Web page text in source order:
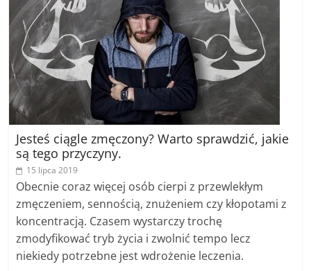
Jesteś ciągle zmęczony? Warto sprawdzić, jakie
są tego przyczyny.
15 lipca 2019
Obecnie coraz więcej osób cierpi z przewlekłym
zmęczeniem, sennością, znużeniem czy kłopotami z
koncentracją. Czasem wystarczy trochę
zmodyfikować tryb życia i zwolnić tempo lecz
niekiedy potrzebne jest wdrożenie leczenia.